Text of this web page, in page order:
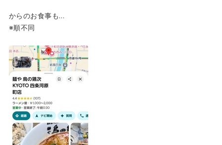
からのお食事も…
※順不同